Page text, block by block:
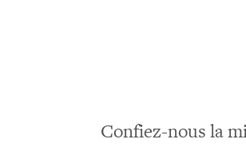
Confiez-nous la